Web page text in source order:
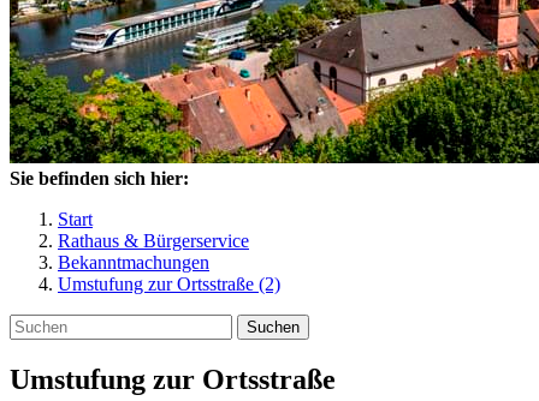
Sie befinden sich hier:
Start
Rathaus & Bürgerservice
Bekanntmachungen
Umstufung zur Ortsstraße (2)
Suchen
Umstufung zur Ortsstraße